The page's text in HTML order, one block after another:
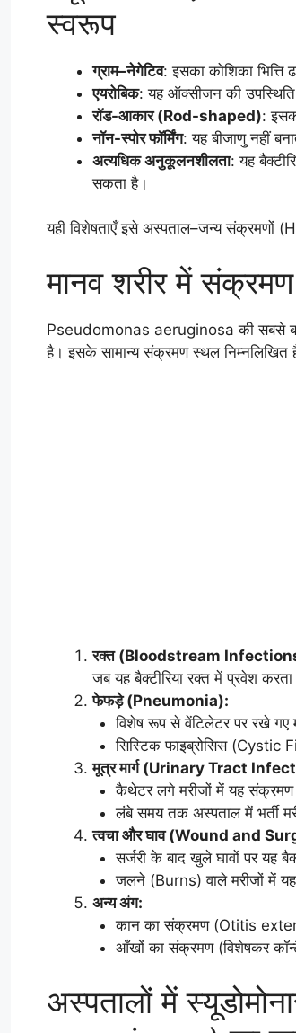
स्वरूप
ग्राम–नेगेटिव: इसका कोशिका भित्ति
एयरोबिक: यह ऑक्सीजन की
रॉड-आकार (Rod-shaped):
नॉन-स्पोर फॉर्मिंग: यह बीजाणु नहीं
अत्यधिक अनुकूलनशीलता: यह
सकता है।
यही विशेषताएँ इसे अस्पताल–जन्य
मानव शरीर में
Pseudomonas aeruginosa की सबसे बड़ी
है। इसके सामान्य संक्रमण स्थल
रक्त (Bloodstream
जब यह बैक्टीरिया रक्त में प्रवेश
फेफड़े (Pneumonia):
विशेष रूप से वेंटिलेटर पर रखे
सिस्टिक फाइब्रोसिस (Cystic
मूत्र मार्ग (Urinary Tract
कैथेटर लगे मरीजों में यह
लंबे समय तक अस्पताल में भर्ती
त्वचा और घाव (Wound and
सर्जरी के बाद खुले घावों पर यह
जलने (Burns) वाले मरीजों में
अन्य अंग:
कान का संक्रमण (Otitis
आँखों का संक्रमण (विशेषकर
अस्पतालों में